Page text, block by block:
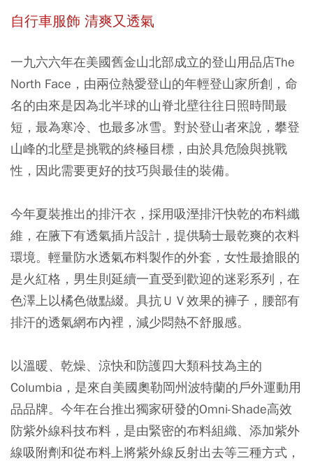
自行車服飾 清爽又透氣
一九六六年在美國舊金山北部成立的登山用品店The
North Face，由兩位熱愛登山的年輕登山家所創，命
名的由來是因為北半球的山脊北壁往往日照時間最
短，最為寒冷、也最多冰雪。對於登山者來說，攀登
山峰的北壁是挑戰的終極目標，由於具危險與挑戰
性，因此需要更好的技巧與最佳的裝備。
今年夏裝推出的排汗衣，採用吸溼排汗快乾的布料纖
維，在腋下有透氣插片設計，提供騎士最乾爽的衣料
環境。輕量防水透氣布料製作的外套，女性最搶眼的
是火紅格，男生則延續一直受到歡迎的迷彩系列，在
色澤上以橘色做點綴。具抗ＵＶ效果的褲子，腰部有
排汗的透氣網布內裡，減少悶熱不舒服感。
以溫暖、乾燥、涼快和防護四大類科技為主的
Columbia，是來自美國奧勒岡州波特蘭的戶外運動用
品品牌。今年在台推出獨家研發的Omni-Shade高效
防紫外線科技布料，是由緊密的布料組織、添加紫外
線吸附劑和從布料上將紫外線反射出去等三種方式，